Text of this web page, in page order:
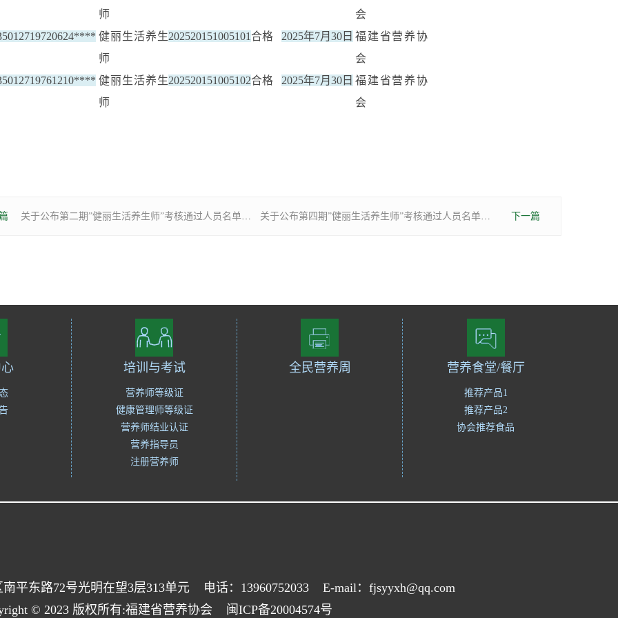
师
会
健丽生活养生
师
202520151005101 合格 2025年7月30日 福建省营养协
会
健丽生活养生
师
202520151005102合格 2025年7月30日 福建省营养协
会
关于公布第二期”健丽生活养生师”考核通过人员名单的通知 关于公布第四期”健丽生活养生师”考核通过人员名单的通知 下一篇
培训与考试
营养师等级证
健康管理师等级证
营养师结业认证
营养指导员
注册营养师
全民营养周 营养食堂/餐厅
推荐产品1
推荐产品2
协会推荐食品
平东路72号光明在望3层313单元 电话：13960752033
E-mail：fjsyyxh@qq.com
© 2023 版权所有:福建省营养协会
闽ICP备20004574号